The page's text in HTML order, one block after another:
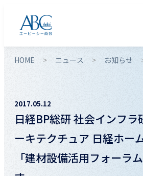
HOME ニュース お知らせ
2017.05.12
日経BP総研 社会インフラ
ーキテクチュア 日経ホー
「建材設備活用フォーラ